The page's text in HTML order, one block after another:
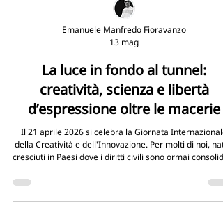
13 mag
La luce in fondo al tunnel:
creatività, scienza e libertà
d’espressione oltre le macerie
Il 21 aprile 2026 si celebra la Giornata Internazionale
cresciuti in Paesi dove i diritti civili sono ormai
mente startup tecnologiche, design o nuove